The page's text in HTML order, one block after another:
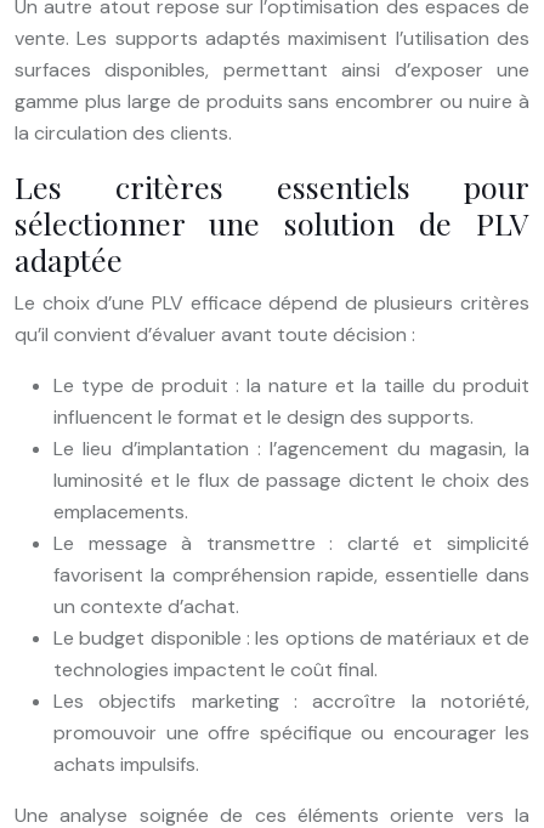
Un autre atout repose sur l’optimisation des espaces de
vente. Les supports adaptés maximisent l’utilisation des
surfaces disponibles, permettant ainsi d’exposer une
gamme plus large de produits sans encombrer ou nuire à
la circulation des clients.
Les critères essentiels pour
sélectionner une solution de PLV
adaptée
Le choix d’une PLV efficace dépend de plusieurs critères
qu’il convient d’évaluer avant toute décision :
Le type de produit : la nature et la taille du produit
influencent le format et le design des supports.
Le lieu d’implantation : l’agencement du magasin, la
luminosité et le flux de passage dictent le choix des
emplacements.
Le message à transmettre : clarté et simplicité
favorisent la compréhension rapide, essentielle dans
un contexte d’achat.
Le budget disponible : les options de matériaux et de
technologies impactent le coût final.
Les objectifs marketing : accroître la notoriété,
promouvoir une offre spécifique ou encourager les
achats impulsifs.
Une analyse soignée de ces éléments oriente vers la